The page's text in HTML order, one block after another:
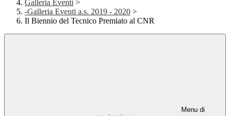
Galleria Eventi >
-Galleria Eventi a.s. 2019 - 2020 >
Il Biennio del Tecnico Premiato al CNR
Menu di